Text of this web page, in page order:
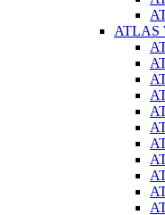
ATLAS